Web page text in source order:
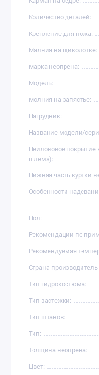
погружениях.
7 мм: отличная
Количество деталей:
Крепление для ножа:
Малния на щиколотке:
Марка неопрена:
Модель:
Молния на запястье:
Нагрудник:
Название модели/
Нейлоновое покрытие
шлема):
Нижняя часть куртки
Особенности
Пол:
Рекомендации по
Рекомендуемая
Страна-производитель
Тип гидрокостюма:
Тип застежки:
Тип штанов:
Тип:
Толщина неопрена:
Цвет: